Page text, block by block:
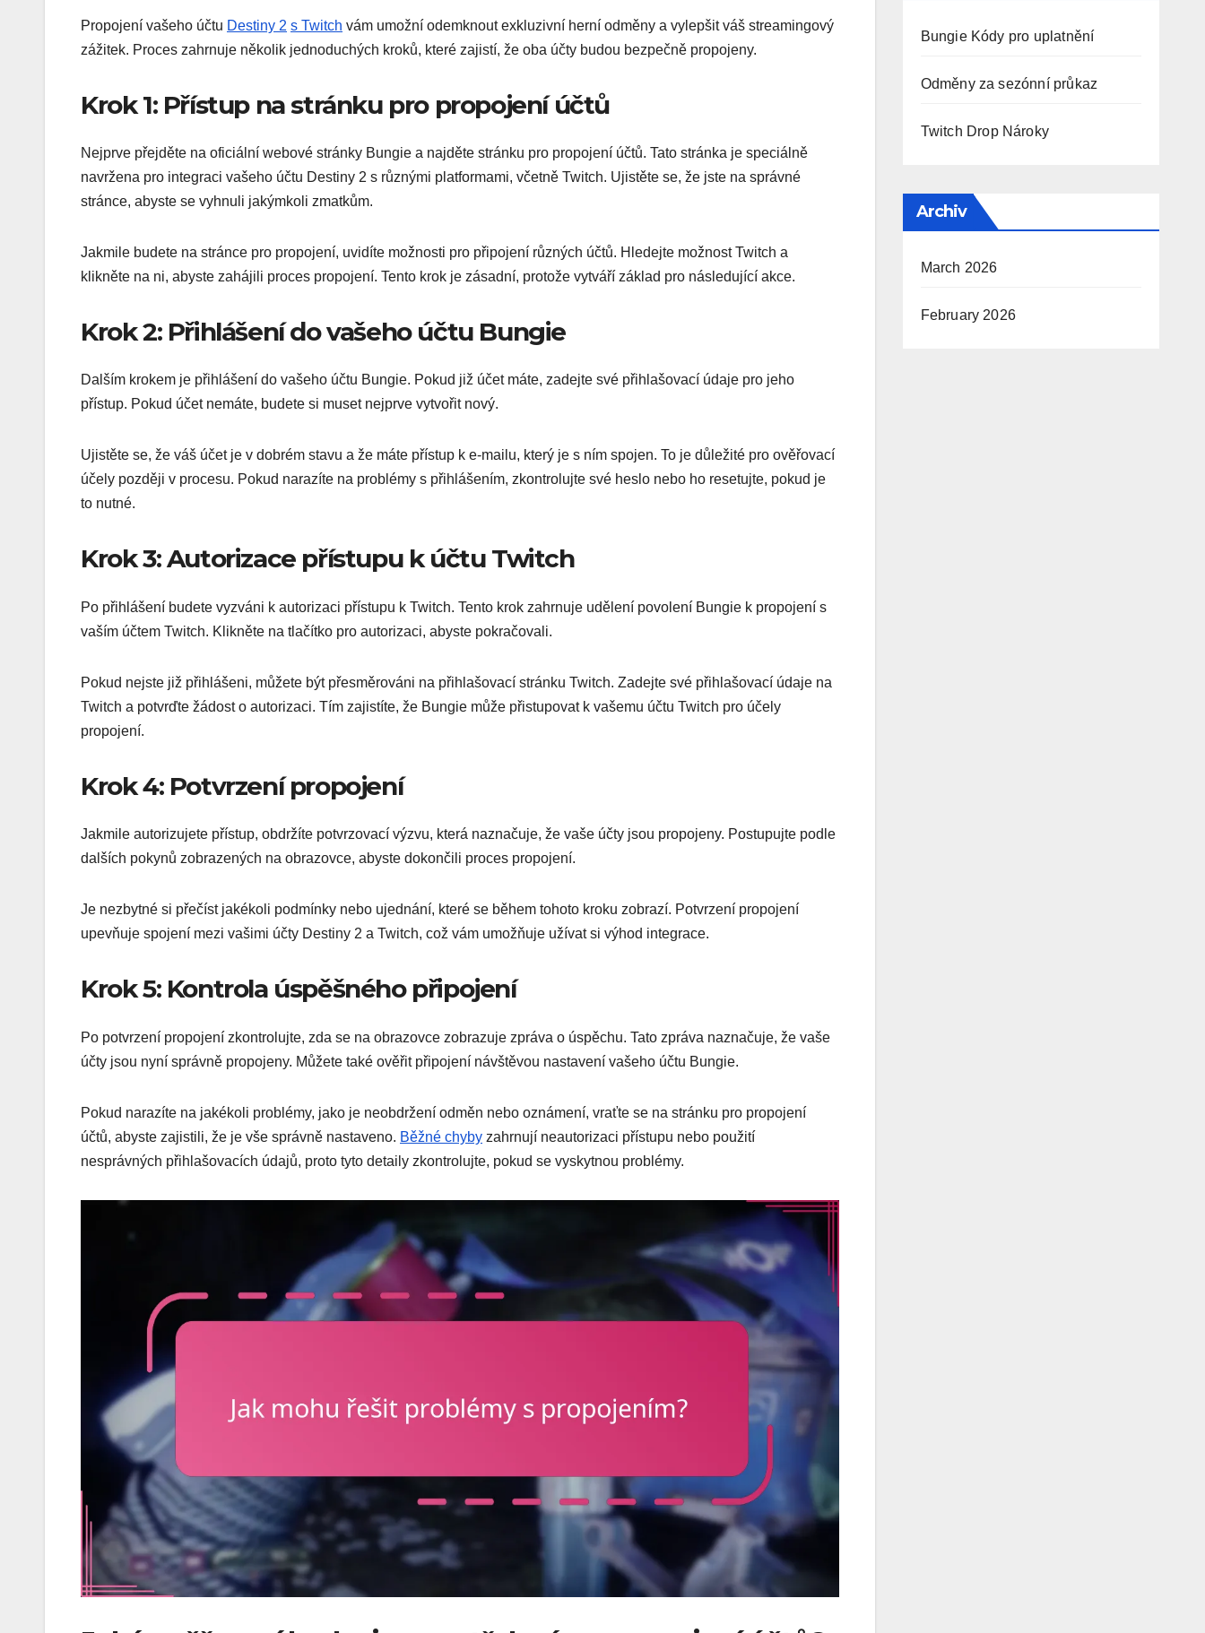
Propojení vašeho účtu Destiny 2 s Twitch vám umožní odemknout exkluzivní herní odměny a vylepšit váš streamingový
zážitek. Proces zahrnuje několik jednoduchých kroků, které zajistí, že oba účty budou bezpečně propojeny.
Krok 1: Přístup na stránku pro propojení účtů
Nejprve přejděte na oficiální webové stránky Bungie a najděte stránku pro propojení účtů. Tato stránka je speciálně
navržena pro integraci vašeho účtu Destiny 2 s různými platformami, včetně Twitch. Ujistěte se, že jste na správné
stránce, abyste se vyhnuli jakýmkoli zmatkům.
Jakmile budete na stránce pro propojení, uvidíte možnosti pro připojení různých účtů. Hledejte možnost Twitch a
klikněte na ni, abyste zahájili proces propojení. Tento krok je zásadní, protože vytváří základ pro následující akce.
Krok 2: Přihlášení do vašeho účtu Bungie
Dalším krokem je přihlášení do vašeho účtu Bungie. Pokud již účet máte, zadejte své přihlašovací údaje pro jeho
přístup. Pokud účet nemáte, budete si muset nejprve vytvořit nový.
Ujistěte se, že váš účet je v dobrém stavu a že máte přístup k e-mailu, který je s ním spojen. To je důležité pro ověřovací
účely později v procesu. Pokud narazíte na problémy s přihlášením, zkontrolujte své heslo nebo ho resetujte, pokud je
to nutné.
Krok 3: Autorizace přístupu k účtu Twitch
Po přihlášení budete vyzváni k autorizaci přístupu k Twitch. Tento krok zahrnuje udělení povolení Bungie k propojení s
vaším účtem Twitch. Klikněte na tlačítko pro autorizaci, abyste pokračovali.
Pokud nejste již přihlášeni, můžete být přesměrováni na přihlašovací stránku Twitch. Zadejte své přihlašovací údaje na
Twitch a potvrďte žádost o autorizaci. Tím zajistíte, že Bungie může přistupovat k vašemu účtu Twitch pro účely
propojení.
Krok 4: Potvrzení propojení
Jakmile autorizujete přístup, obdržíte potvrzovací výzvu, která naznačuje, že vaše účty jsou propojeny. Postupujte podle
dalších pokynů zobrazených na obrazovce, abyste dokončili proces propojení.
Je nezbytné si přečíst jakékoli podmínky nebo ujednání, které se během tohoto kroku zobrazí. Potvrzení propojení
upevňuje spojení mezi vašimi účty Destiny 2 a Twitch, což vám umožňuje užívat si výhod integrace.
Krok 5: Kontrola úspěšného připojení
Po potvrzení propojení zkontrolujte, zda se na obrazovce zobrazuje zpráva o úspěchu. Tato zpráva naznačuje, že vaše
účty jsou nyní správně propojeny. Můžete také ověřit připojení návštěvou nastavení vašeho účtu Bungie.
Pokud narazíte na jakékoli problémy, jako je neobdržení odměn nebo oznámení, vraťte se na stránku pro propojení
účtů, abyste zajistili, že je vše správně nastaveno. Běžné chyby zahrnují neautorizaci přístupu nebo použití
nesprávných přihlašovacích údajů, proto tyto detaily zkontrolujte, pokud se vyskytnou problémy.
Bungie Kódy pro uplatnění
Odměny za sezónní průkaz
Twitch Drop Nároky
Archiv
March 2026
February 2026